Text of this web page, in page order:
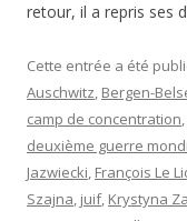
retour, il a repris ses
Cette entrée a été
Auschwitz, Bergen-
camp de concentration,
deuxième guerre
Jazwiecki, François Le
Szajna, juif, Krystyna